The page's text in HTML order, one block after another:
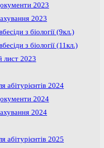
2023
2023
з біології (9кл.)
з біології (11кл.)
лист 2023
абітурієнтів 2024
2024
2024
абітурієнтів 2025